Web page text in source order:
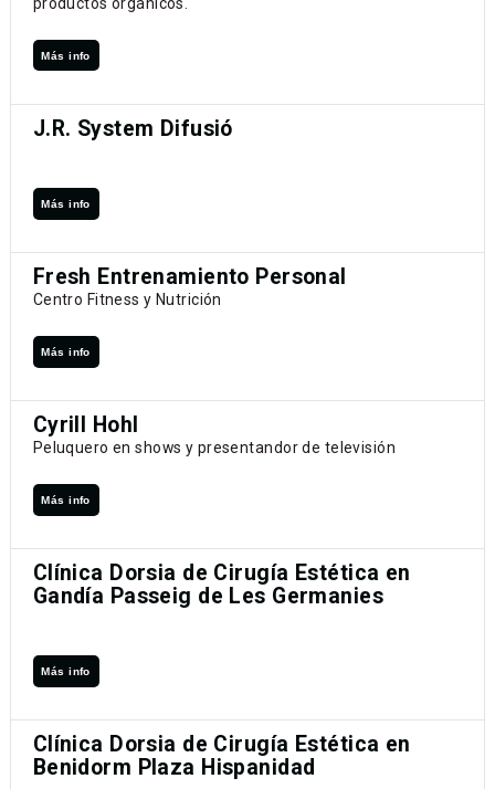
Más info
J.R. System Difusió
Más info
Fresh Entrenamiento Personal
Centro Fitness y Nutrición
Más info
Cyrill Hohl
Peluquero en shows y presentandor de televisión
Más info
Clínica Dorsia de Cirugía Estética en
Gandía Passeig de Les Germanies
Más info
Clínica Dorsia de Cirugía Estética en
Benidorm Plaza Hispanidad